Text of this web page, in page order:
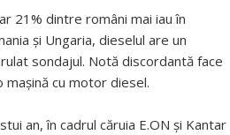
21% dintre români mai iau în
şi Ungaria, dieselul are un
sondajul. Notă discordantă face
cu motor diesel.
an, în cadrul căruia E.ON și Kantar